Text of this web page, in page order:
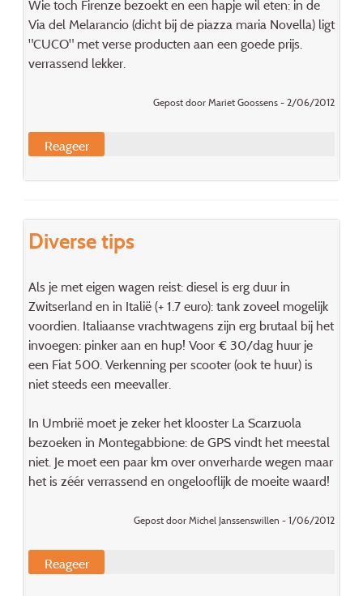
Wie toch Firenze bezoekt en een hapje wil eten: in de
Via del Melarancio (dicht bij de piazza maria Novella) ligt
"CUCO" met verse producten aan een goede prijs.
verrassend lekker.
Gepost door Mariet Goossens - 2/06/2012
Reageer
Diverse tips
Als je met eigen wagen reist: diesel is erg duur in
Zwitserland en in Italië (+ 1.7 euro): tank zoveel mogelijk
voordien. Italiaanse vrachtwagens zijn erg brutaal bij het
invoegen: pinker aan en hup! Voor € 30/dag huur je
een Fiat 500. Verkenning per scooter (ook te huur) is
niet steeds een meevaller.
In Umbrië moet je zeker het klooster La Scarzuola
bezoeken in Montegabbione: de GPS vindt het meestal
niet. Je moet een paar km over onverharde wegen maar
het is zéér verrassend en ongelooflijk de moeite waard!
Gepost door Michel Janssenswillen - 1/06/2012
Reageer